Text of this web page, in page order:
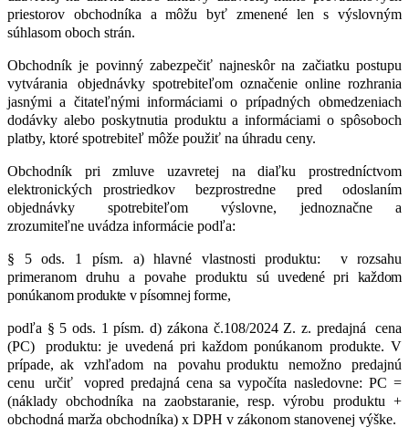
priestorov obchodníka a môžu
byť zmenené len s výslovným
súhlasom oboch strán.
Obchodník je povinný zabezpečiť najneskôr na začiatku postupu
vytvárania
objednávky spotrebiteľom označenie online rozhrania
jasnými a čitateľnými informáciami o prípadných obmedzeniach
dodávky alebo poskytnutia produktu a informáciami o spôsoboch
platby, ktoré spotrebiteľ môže použiť na úhradu ceny.
Obchodník pri zmluve uzavretej na diaľku
prostredníctvom
elektronických prostriedkov
bezprostredne pred
odoslaním
objednávky
spotrebiteľom výslovne, jednoznačne
a
zrozumiteľne uvádza informácie podľa:
§ 5 ods. 1 písm. a) hlavné vlastnosti produktu: v
rozsahu
primeranom druhu a povahe produktu sú uvedené pri každom
ponúkanom produkte v písomnejforme,
podľa § 5 ods. 1 písm. d) zákona č.108/2024 Z. z. predajná
cena
(PC)
produktu: je uvedená pri každom ponúkanom produkte. V
prípade, ak
vzhľadom na povahu produktu nemožno
predajnú
cenu
určiť
vopred predajná cena sa vypočíta nasledovne: PC =
(náklady obchodníka na zaobstaranie, resp. výrobu produktu +
obchodná marža obchodníka) x DPH v zákonom stanovenej výške.